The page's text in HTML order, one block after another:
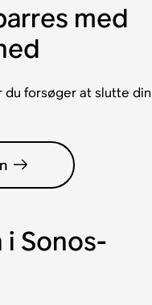
med
du forsøger at slutte din
Sonos-